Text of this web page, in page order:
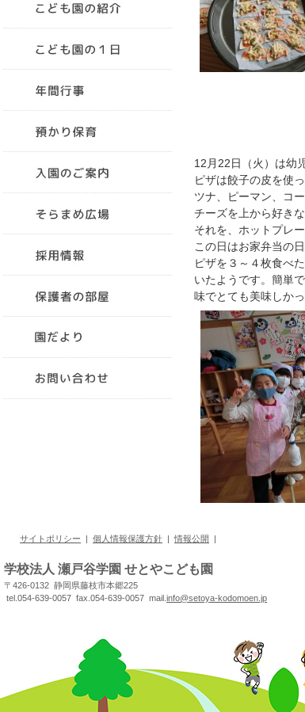
12月22日（火）は幼
ピザは餃子の皮を使
ツナ、ピーマン、コ
チーズを上から好き
それを、ホットプレ
この日はお家弁当の
ピザを３～４枚食べ
いたようです。簡単
味でとても美味しかっ
サイトポリシー | 個人情報保護方針 |情報公開 |
学校法人 瀬戸谷学園 せとやこども園
〒426-0132 静岡県藤枝市本郷225
tel.054-639-0057 fax.054-639-0057 mail. info@setoya-kodomoen.jp